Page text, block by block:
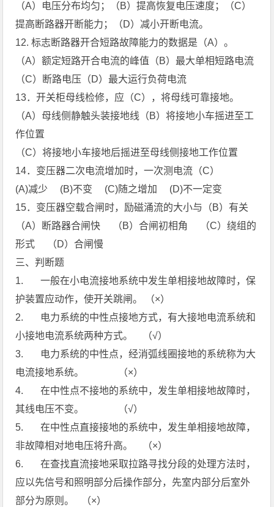
（A）电压分布均匀；（B）提高恢复电压速度；（C）
提高断路器开断能力；（D）减小开断电流。
12. 标志断路器开合短路故障能力的数据是（A）。
（A）额定短路开合电流的峰值（B）最大单相短路电流
（C）断路电压（D）最大运行负荷电流
13．开关柜母线检修，应（C），将母线可靠接地。
（A）母线侧静触头装接地线（B）将接地小车摇进至工
作位置
（C）将接地小车接地后摇进至母线侧接地工作位置
14．变压器二次电流增加时，一次测电流（C）
(A)减少 (B)不变 (C)随之增加 (D)不一定变
15．变压器空载合闸时，励磁涌流的大小与（B）有关
（A）断路器合闸快 （B）合闸初相角 （C）绕组的
形式 （D）合闸慢
三、判断题
1. 一般在小电流接地系统中发生单相接地故障时，保
护装置应动作，使开关跳闸。 （×）
2. 电力系统的中性点接地方式，有大接地电流系统和
小接地电流系统两种方式。 （√）
3. 电力系统的中性点，经消弧线圈接地的系统称为大
电流接地系统。 （×）
4. 在中性点不接地的系统中，发生单相接地故障时，
其线电压不变。 （√）
5. 在中性点直接接地的系统中，发生单相接地故障，
非故障相对地电压将升高。 （×）
6. 在查找直流接地采取拉路寻找分段的处理方法时，
应以先信号和照明部分后操作部分，先室内部分后室外
部分为原则。 （×）